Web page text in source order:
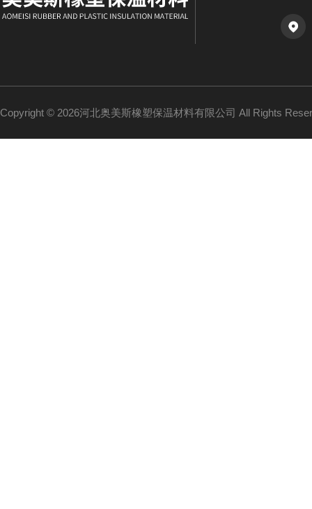
Copyright © 2026河北奥美斯橡塑保温材料有限公司 All Rights